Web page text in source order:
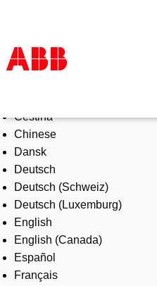
Products & Solutions
Industries
Services
About us
Where to buy
Contact us
Careers
Čeština
Chinese
Dansk
Deutsch
Deutsch (Schweiz)
Deutsch (Luxemburg)
English
English (Canada)
Español
Français